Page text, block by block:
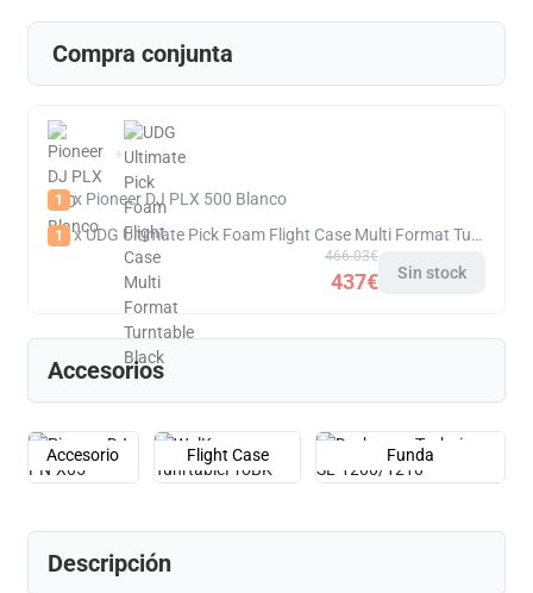
Compra conjunta
+
1 x Pioneer DJ PLX 500 Blanco
1 x UDG Ultimate Pick Foam Flight Case Multi Format Turntable Black
466.03€
437€ Sin stock
Accesorios
Accesorio Flight Case Funda
Descripción